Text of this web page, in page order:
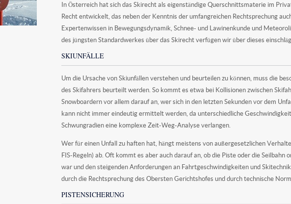
In Österreich hat sich das Skirecht als eigenständige Querschnittsmaterie im
Recht entwickelt, das neben der Kenntnis der umfangreichen Rechtsprechung
Expertenwissen in Bewegungsdynamik, Schnee- und Lawinenkunde und
des jüngsten Standardwerkes über das Skirecht verfügen wir über dieses
SKIUNFÄLLE
Um die Ursache von Skiunfällen verstehen und beurteilen zu können, muss die
des Skifahrers beurteilt werden. So kommt es etwa bei Kollisionen zwischen
Snowboardern vor allem darauf an, wer sich in den letzten Sekunden vor dem
kann nicht immer eindeutig ermittelt werden, da unterschiedliche
Schwungradien eine komplexe Zeit-Weg-Analyse verlangen.
Wer für einen Unfall zu haften hat, hängt meistens von außergesetzlichen
FIS-Regeln) ab. Oft kommt es aber auch darauf an, ob die Piste oder die Seilbahn
war und den steigenden Anforderungen an Fahrtgeschwindigkeiten und
durch die Rechtsprechung des Obersten Gerichtshofes und durch technische
PISTENSICHERUNG